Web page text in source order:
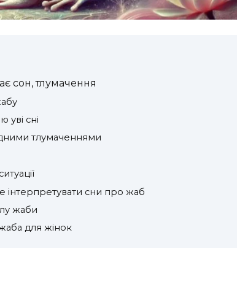
сон, тлумачення
уві сні
тлумаченнями
сни про жаб
жаби
для жінок